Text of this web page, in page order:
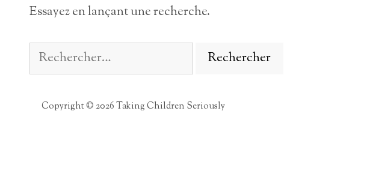
Essayez en lançant une recherche.
Rechercher :
Copyright © 2026 Taking Children Seriously